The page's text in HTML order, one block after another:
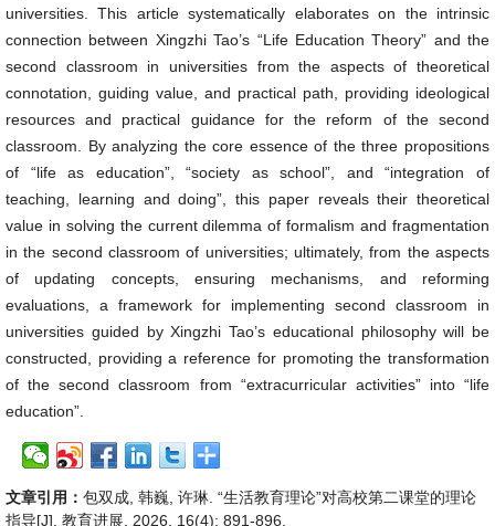
universities. This article systematically elaborates on the intrinsic
connection between Xingzhi Tao’s “Life Education Theory” and the
second classroom in universities from the aspects of theoretical
connotation, guiding value, and practical path, providing ideological
resources and practical guidance for the reform of the second
classroom. By analyzing the core essence of the three propositions
of “life as education”, “society as school”, and “integration of
teaching, learning and doing”, this paper reveals their theoretical
value in solving the current dilemma of formalism and fragmentation
in the second classroom of universities; ultimately, from the aspects
of updating concepts, ensuring mechanisms, and reforming
evaluations, a framework for implementing second classroom in
universities guided by Xingzhi Tao’s educational philosophy will be
constructed, providing a reference for promoting the transformation
of the second classroom from “extracurricular activities” into “life
education”.
文章引用： 包双成, 韩巍, 许琳. “生活教育理论”对高校第二课堂的理论
指导[J]. 教育进展, 2026, 16(4): 891-896.